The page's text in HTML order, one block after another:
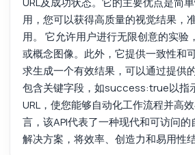
用，您可以获得高质量的视觉结果，
用。 它允许用户进行无限创意的实验
或概念图像。此外，它提供一致性和
求生成一个有效结果，可以通过提供
包含关键字段，如success:true以指
URL，使您能够自动化工作流程并高
言，该API代表了一种现代和可访问
解决方案，将效率、创造力和易用性